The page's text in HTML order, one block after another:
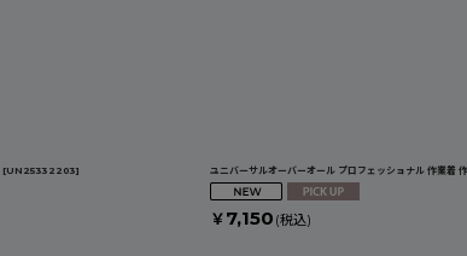
[UN25332203] ユニバーサルオーバーオール プロフェッショナル 作業
￥ 7,150 (税込)